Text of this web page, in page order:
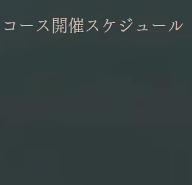
ース開催スケジュール